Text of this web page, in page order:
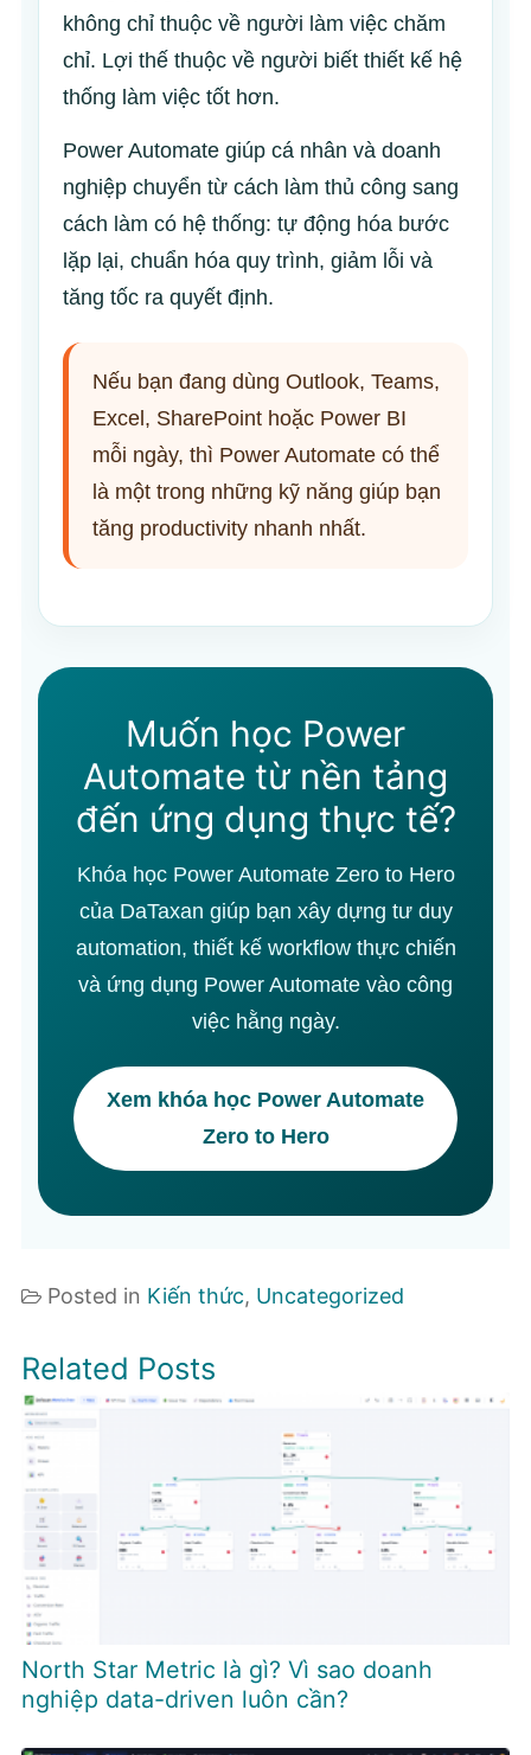
không chỉ thuộc về người làm việc chăm
chỉ. Lợi thế thuộc về người biết thiết kế hệ
thống làm việc tốt hơn.
Power Automate giúp cá nhân và doanh
nghiệp chuyển từ cách làm thủ công sang
cách làm có hệ thống: tự động hóa bước
lặp lại, chuẩn hóa quy trình, giảm lỗi và
tăng tốc ra quyết định.
Nếu bạn đang dùng Outlook, Teams,
Excel, SharePoint hoặc Power BI
mỗi ngày, thì Power Automate có thể
là một trong những kỹ năng giúp bạn
tăng productivity nhanh nhất.
Muốn học Power
Automate từ nền tảng
đến ứng dụng thực tế?
Khóa học Power Automate Zero to Hero
của DaTaxan giúp bạn xây dựng tư duy
automation, thiết kế workflow thực chiến
và ứng dụng Power Automate vào công
việc hằng ngày.
Xem khóa học Power Automate
Zero to Hero
Posted in Kiến thức, Uncategorized
Related Posts
North Star Metric là gì? Vì sao doanh
nghiệp data-driven luôn cần?